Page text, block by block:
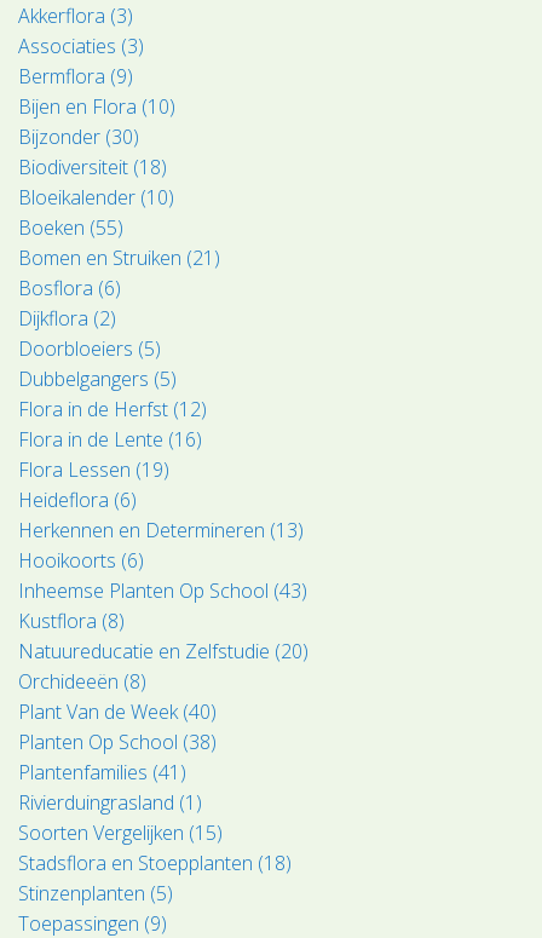
Akkerflora (3)
Associaties (3)
Bermflora (9)
Bijen en Flora (10)
Bijzonder (30)
Biodiversiteit (18)
Bloeikalender (10)
Boeken (55)
Bomen en Struiken (21)
Bosflora (6)
Dijkflora (2)
Doorbloeiers (5)
Dubbelgangers (5)
Flora in de Herfst (12)
Flora in de Lente (16)
Flora Lessen (19)
Heideflora (6)
Herkennen en Determineren (13)
Hooikoorts (6)
Inheemse Planten Op School (43)
Kustflora (8)
Natuureducatie en Zelfstudie (20)
Orchideeën (8)
Plant Van de Week (40)
Planten Op School (38)
Plantenfamilies (41)
Rivierduingrasland (1)
Soorten Vergelijken (15)
Stadsflora en Stoepplanten (18)
Stinzenplanten (5)
Toepassingen (9)